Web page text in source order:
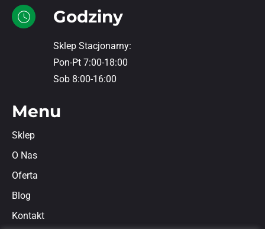
Godziny
Sklep Stacjonarny:
Pon-Pt 7:00-18:00
Sob 8:00-16:00
Menu
Sklep
O Nas
Oferta
Blog
Kontakt